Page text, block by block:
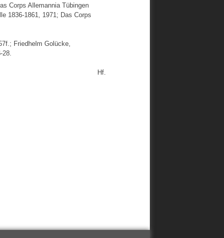
Corps Allemannia Tübingen
1836-1861, 1971; Das Corps
Friedhelm Golücke,
Hf.